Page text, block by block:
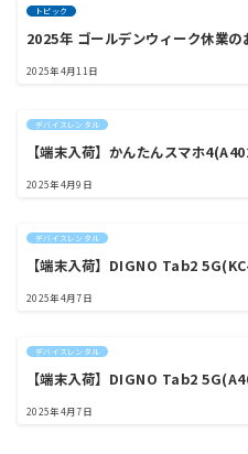
トピック
2025年 ゴールデンウィーク休業の
2025年4月11日
デバイスレンタル
【端末入荷】かんたんスマホ
2025年4月9日
デバイスレンタル
【端末入荷】DIGNO Tab2
2025年4月7日
デバイスレンタル
【端末入荷】DIGNO Tab2
2025年4月7日